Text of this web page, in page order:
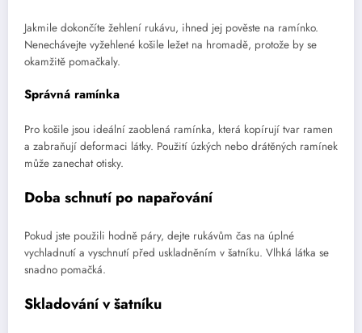
Jakmile dokončíte žehlení rukávu, ihned jej pověste na ramínko.
Nenechávejte vyžehlené košile ležet na hromadě, protože by se
okamžitě pomačkaly.
Správná ramínka
Pro košile jsou ideální zaoblená ramínka, která kopírují tvar ramen
a zabraňují deformaci látky. Použití úzkých nebo drátěných ramínek
může zanechat otisky.
Doba schnutí po napařování
Pokud jste použili hodně páry, dejte rukávům čas na úplné
vychladnutí a vyschnutí před uskladněním v šatníku. Vlhká látka se
snadno pomačká.
Skladování v šatníku